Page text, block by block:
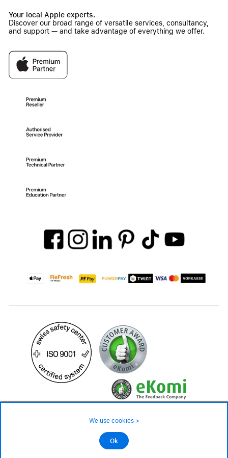
Your local Apple experts.
Discover our broad range of versatile services, consultancy,
and support — and take advantage of everything we offer.
©2026 All rights reserved.
Low stock level – order now
We use cookies >
Ok